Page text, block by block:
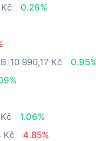
0.26%
10 990,17 Kč
1.06%
Kč
4.85%